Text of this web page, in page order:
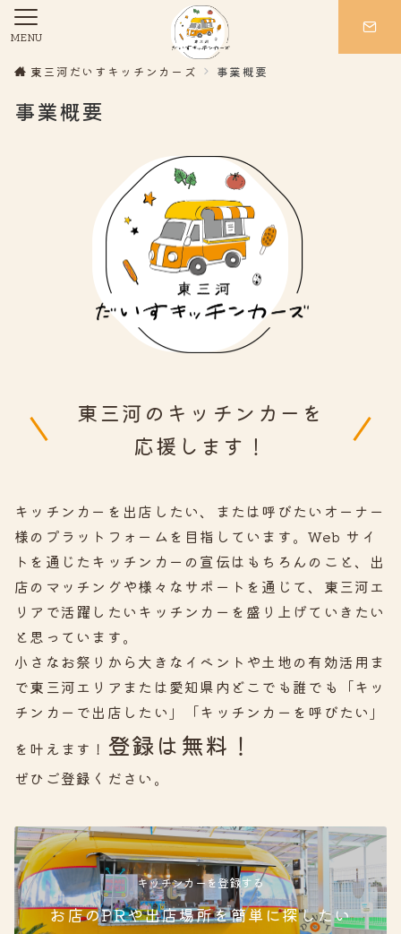
MENU
東三河だいすキッチンカーズ 事業概要
事業概要
東三河のキッチンカーを
応援 します！
キッチンカーを出店したい、または呼びたいオーナー
様のプラットフォームを目指しています。Web サイ
トを通じたキッチンカーの宣伝はもちろんのこと、出
店のマッチングや様々なサポートを通じて、 東三河エ
リアで活躍したいキッチンカーを盛り上げていきたい
と思っています。
小さなお祭りから大きなイベントや土地の有効活用ま
で東三河エリアまたは愛知県内どこでも誰でも
「キッ
チンカーで出店したい」「キッチンカーを呼びたい」
を叶えます！ 登録は無料！
ぜひ ご登録ください。
キッチンカーを登録する
お店のPRや出店場所を簡単に探したい